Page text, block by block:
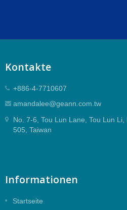
Kontakte
+886-4-7710607
amandalee@geann.com.tw
No. 7-6, Tou Lun Lane, Tou Lun
505, Taiwan
Informationen
Startseite